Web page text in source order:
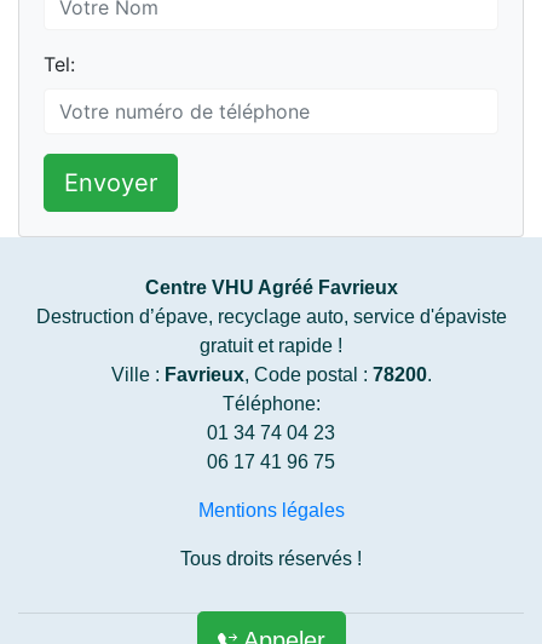
Tel:
Envoyer
Centre VHU Agréé Favrieux
Destruction d’épave, recyclage auto, service d'épaviste
gratuit et rapide !
Ville : Favrieux, Code postal : 78200.
Téléphone:
01 34 74 04 23
06 17 41 96 75
Mentions légales
Tous droits réservés !